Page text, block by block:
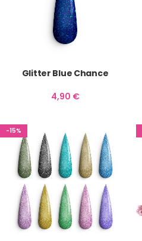
Glitter Blue Chance
4,90 €
-15%